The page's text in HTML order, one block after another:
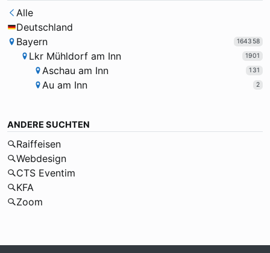
Alle
Deutschland
Bayern
164358
Lkr Mühldorf am Inn 1901
Aschau am Inn 131
Au am Inn 2
ANDERE SUCHTEN
Raiffeisen
Webdesign
CTS Eventim
KFA
Zoom